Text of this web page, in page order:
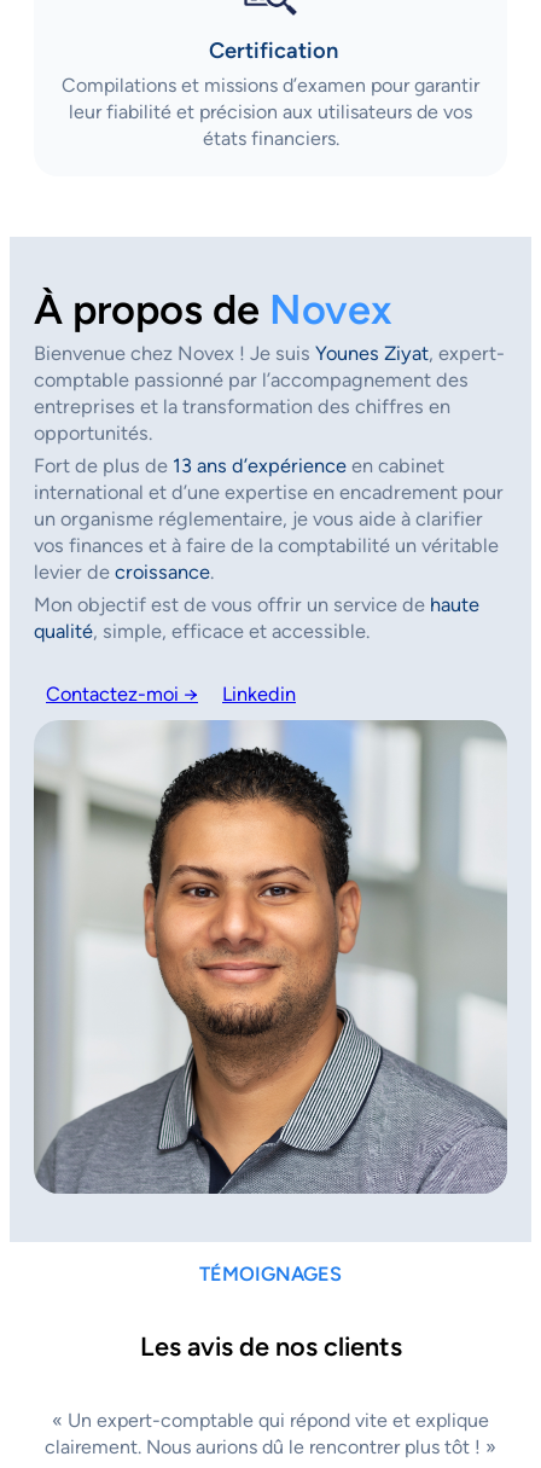
Certification
Compilations et missions d’examen pour garantir
leur fiabilité et précision aux utilisateurs de vos
états financiers.
À propos de Novex
Bienvenue chez Novex ! Je suis Younes Ziyat, expert-
comptable passionné par l’accompagnement des
entreprises et la transformation des chiffres en
opportunités.
Fort de plus de 13 ans d’expérience en cabinet
international et d’une expertise en encadrement pour
un organisme réglementaire, je vous aide à clarifier
vos finances et à faire de la comptabilité un véritable
levier de croissance.
Mon objectif est de vous offrir un service de haute
qualité, simple, efficace et accessible.
Contactez-moi → Linkedin
TÉMOIGNAGES
Les avis de nos clients
« Un expert-comptable qui répond vite et explique
clairement. Nous aurions dû le rencontrer plus tôt ! »